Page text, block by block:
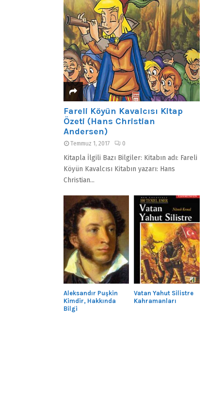
Fareli Köyün Kavalcısı Kitap
Özeti (Hans Christian
Andersen)
Temmuz 1, 2017 0
Kitapla İlgili Bazı Bilgiler: Kitabın adı: Fareli
Köyün Kavalcısı Kitabın yazarı: Hans
Christian...
Aleksandır Puşkin
Kimdir, Hakkında
Bilgi
Vatan Yahut Silistre
Kahramanları